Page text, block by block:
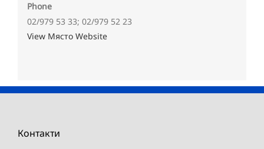
Phone
02/979 53 33; 02/979 52 23
View Място Website
Контакти